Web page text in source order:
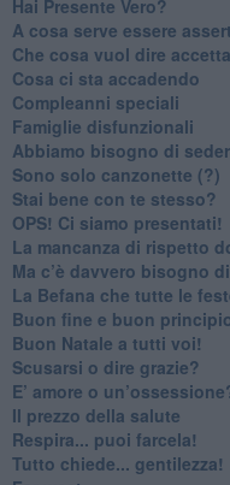
​Hai Presente Vero?
A cosa serve essere
​Che cosa vuol dire
​Cosa ci sta accadendo
​Compleanni speciali
​Famiglie disfunzionali
​Abbiamo bisogno di
Sono solo canzonette (?)
​Stai bene con te stesso?
​OPS! Ci siamo presentati!
​La mancanza di rispetto
​Ma c’è davvero bisogno
​La Befana che tutte le
Buon fine e buon
​Buon Natale a tutti voi!
​Scusarsi o dire grazie?
​E’ amore o
​Il prezzo della salute
​Respira... puoi farcela!
​Tutto chiede... gentilezza!